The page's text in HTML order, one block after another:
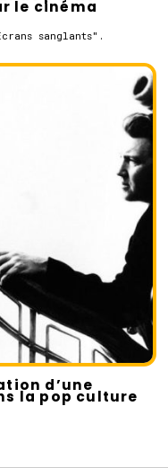
le cinéma
sanglants".
d’une
la pop culture